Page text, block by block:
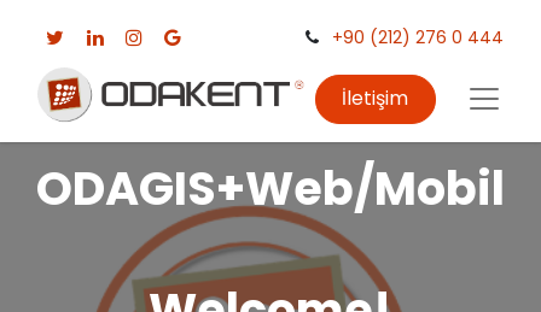
+90 (212) 276 0 444
İletişim
ODAGIS+Web/Mobil